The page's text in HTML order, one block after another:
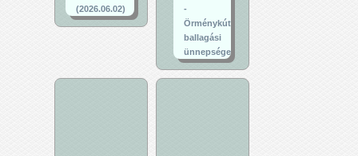
(2026.06.02)
-
Örménykút
ballagási
ünnepsége